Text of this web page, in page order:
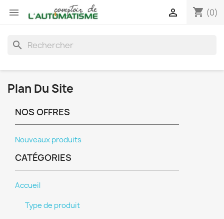
 shopping_cart (0)

search
Plan Du Site
NOS OFFRES
Nouveaux produits
CATÉGORIES
Accueil
Type de produit